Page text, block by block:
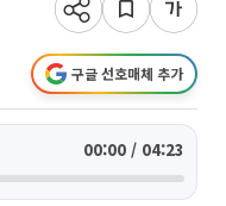
구글 선호매체 추가
00:00 / 04:23